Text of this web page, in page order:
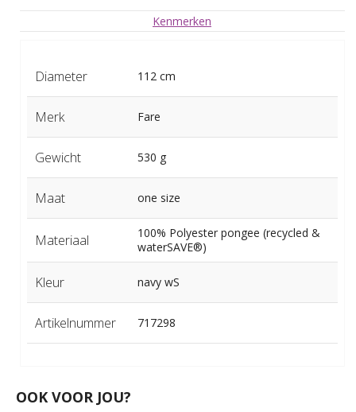
Kenmerken
Diameter 112 cm
Merk Fare
Gewicht 530 g
Maat one size
Materiaal
100% Polyester pongee (recycled &
waterSAVE®)
Kleur navy wS
Artikelnummer 717298
OOK VOOR JOU?